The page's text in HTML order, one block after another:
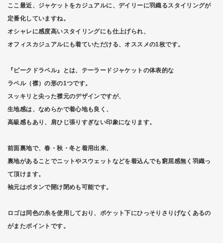
ここ最近、ジャケットをカジュアルに、デイリーに羽織るスタイリングが
定番化していますね。
オシャレに感度高いスタイリングにも仕上げられ、
オフィスカジュアルにも着ていただける、オススメの1枚です。
『ピークドラペル』とは、テーラードジャケットの体表的な
ラペル（襟）の形の1つです。
スッキリと尖った襟元のデザインですが、
生地感は、なめらかで着心地も良く、
高級感もあり、肩ひじ張りすぎない印象になります。
前面裏地で、春・秋・冬と着用出来、
裏地があることでニットやスウェットなどを着込んでも窮屈感無く羽織っ
て頂けます。
袖元はボタンで開け閉めも可能です。
ロゴは同色の糸を使用しており、ポケット下にひっそりさりげなくあるの
がまたポイントです。